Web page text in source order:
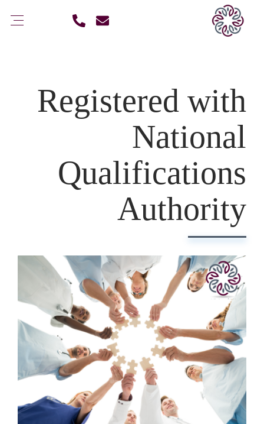
Registered with
National
Qualifications
Authority